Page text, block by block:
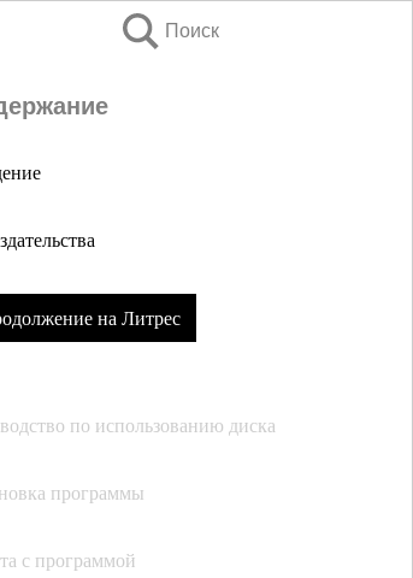
Поиск
на Литрес
по использованию диска
программы
с программой